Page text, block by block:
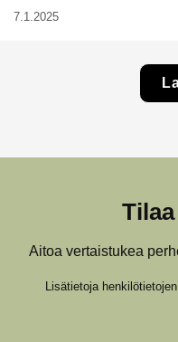
7.1.2025
Aitoa vertaistukea
Lisätietoja